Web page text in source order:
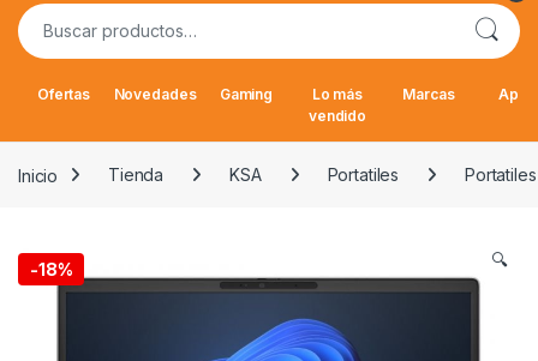
Buscar por:
Ofertas Novedades Gaming
Lo más
vendido
Marcas
Inicio Tienda KSA Portatiles Portatiles
-18% 🔍